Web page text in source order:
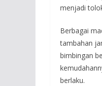
menjadi
Berbagai
tambahan
bimbingan
berlaku.